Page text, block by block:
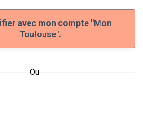
avec mon compte "Mon
Toulouse".
Ou